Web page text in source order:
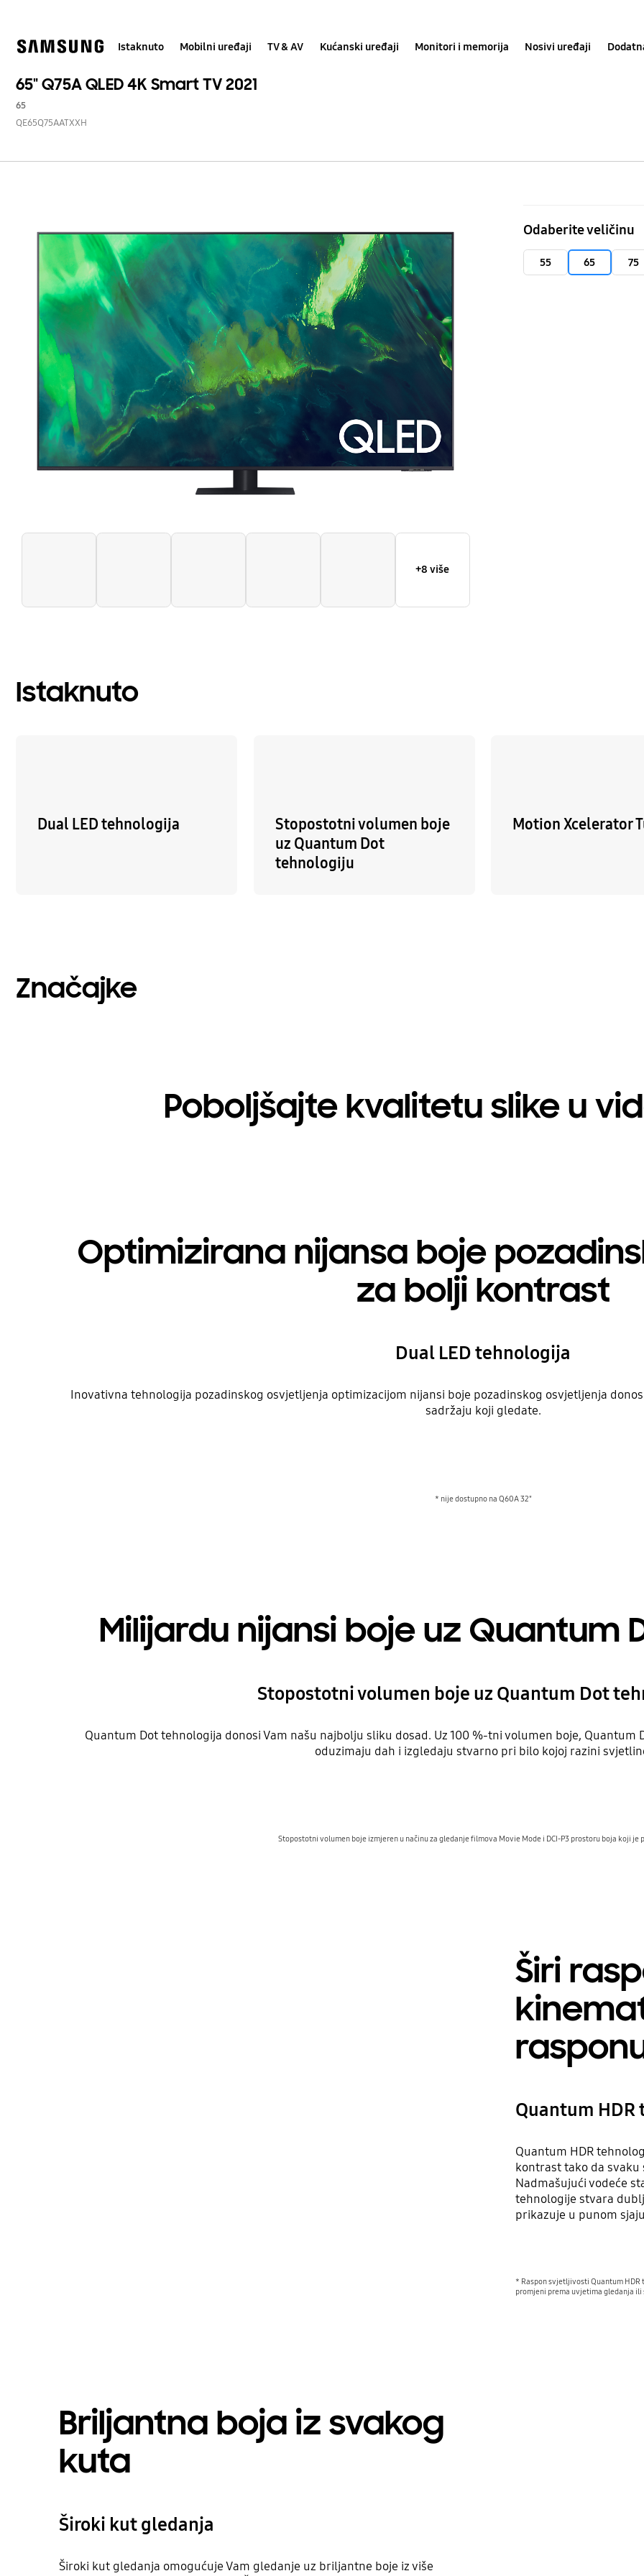
help
Istaknuto Mobilni uređaji TV & AV Kućanski uređaji Monitori i memorija Nosivi uređaji
65" Q75A QLED 4K Smart TV 2021
65
QE65Q75AATXXH
QLED
4K
+8 više
Odaberite veličinu
55 65 75
Istaknuto
Dual LED tehnologija
Stopostotni volumen boje
uz Quantum Dot
tehnologiju
Motion Xcelerator
Značajke
Poboljšajte kvalitetu slike u
Optimizirana nijansa boje
za bolji kontrast
Dual LED tehnologija
Inovativna tehnologija pozadinskog osvjetljenja optimizacijom nijansi boje pozadinskog osvjetljenja
sadržaju koji gledate.
* nije dostupno na Q60A 32"
Milijardu nijansi boje uz Quantum
Stopostotni volumen boje uz Quantum Dot
Quantum Dot tehnologija donosi Vam našu najbolju sliku dosad. Uz 100 %-tni volumen boje,
oduzimaju dah i izgledaju stvarno pri bilo kojoj razini
Stopostotni volumen boje izmjeren u načinu za gledanje filmova Movie Mode i DCI-P3 prostoru boja koji je
Širi
Quantum
Quantum HDR
kontrast tako da svaku
Nadmašujući vodeće
tehnologije stvara
prikazuje u punom
* Raspon svjetljivosti Quantum
promjeni prema uvjetima gledanja
Briljantna boja iz svakog
kuta
Široki kut gledanja
Široki kut gledanja omogućuje Vam gledanje uz briljantne boje iz više